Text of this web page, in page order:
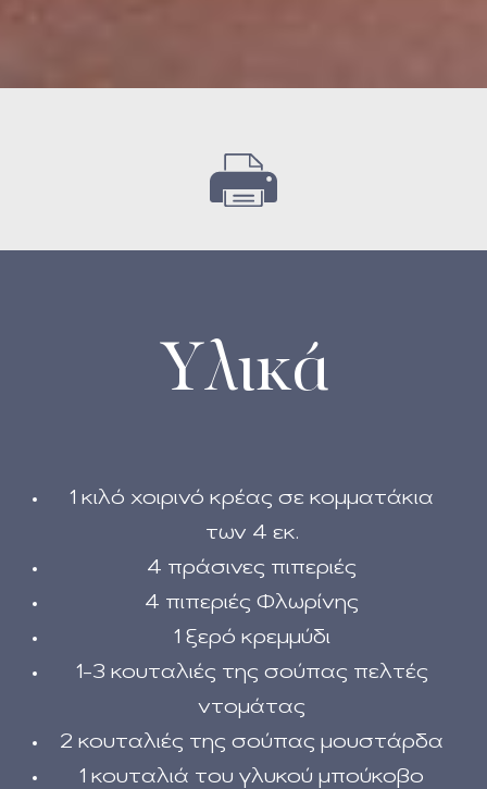
Υλικά
1 κιλό χοιρινό κρέας σε κομματάκια
των 4 εκ.
4 πράσινες πιπεριές
4 πιπεριές Φλωρίνης
1 ξερό κρεμμύδι
1-3 κουταλιές της σούπας πελτές
ντομάτας
2 κουταλιές της σούπας μουστάρδα
1 κουταλιά του γλυκού μπούκοβο